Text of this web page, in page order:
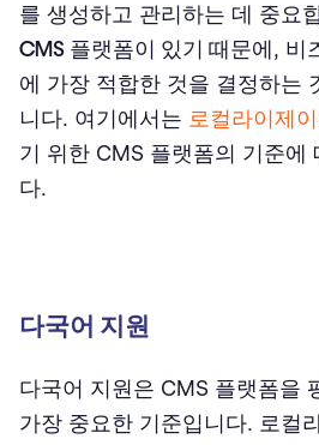
를 생성하고 관리하는 데 중요
CMS 플랫폼이 있기 때문에, 비
에 가장 적합한 것을 결정하는
니다. 여기에서는 로컬라이제
기 위한 CMS 플랫폼의 기준에
다.
다국어 지원
다국어 지원은 CMS 플랫폼을
가장 중요한 기준입니다. 로컬